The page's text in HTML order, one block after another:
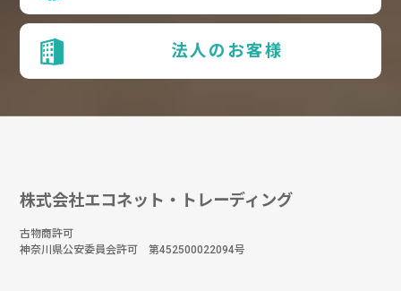
法人のお客様
株式会社エコネット・トレーディング
古物商許可
神奈川県公安委員会許可 第452500022094号